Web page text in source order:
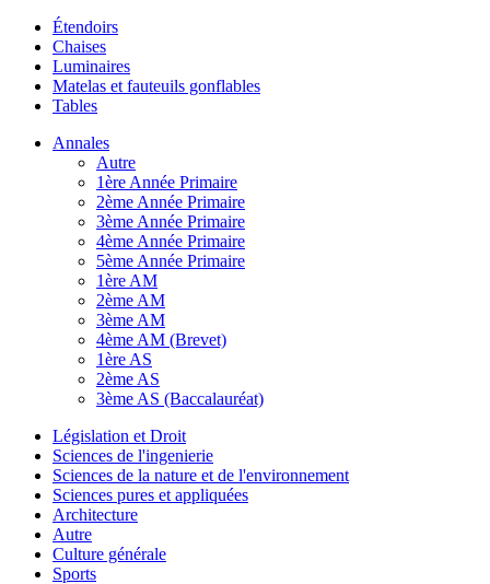
Étendoirs
Chaises
Luminaires
Matelas et fauteuils gonflables
Tables
Annales
Autre
1ère Année Primaire
2ème Année Primaire
3ème Année Primaire
4ème Année Primaire
5ème Année Primaire
1ère AM
2ème AM
3ème AM
4ème AM (Brevet)
1ère AS
2ème AS
3ème AS (Baccalauréat)
Législation et Droit
Sciences de l'ingenierie
Sciences de la nature et de l'environnement
Sciences pures et appliquées
Architecture
Autre
Culture générale
Sports